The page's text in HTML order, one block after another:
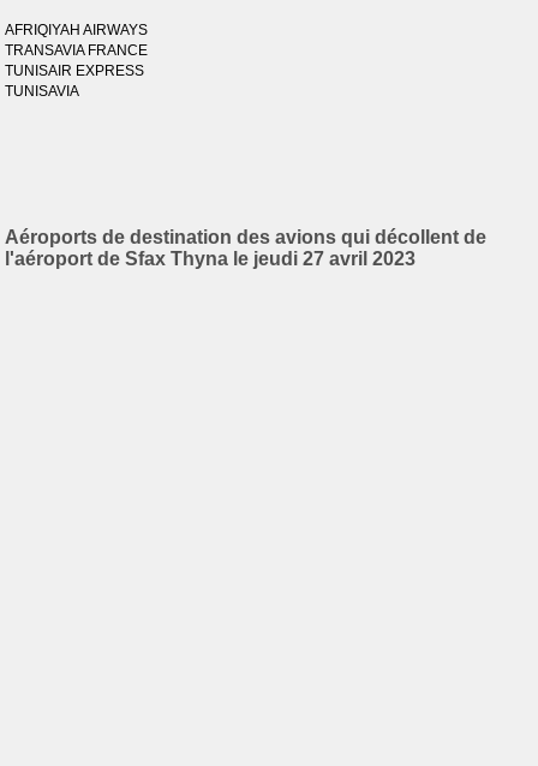
AFRIQIYAH AIRWAYS
TRANSAVIA FRANCE
TUNISAIR EXPRESS
TUNISAVIA
Aéroports de destination des avions qui décollent de
l'aéroport de Sfax Thyna le jeudi 27 avril 2023